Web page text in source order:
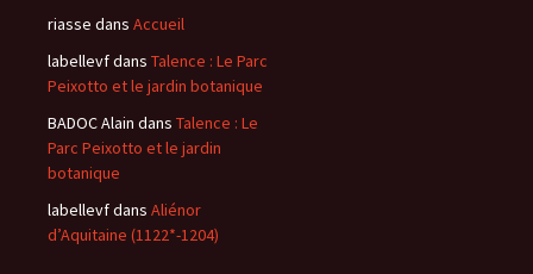
riasse dans Accueil
labellevfdans Talence : Le Parc
Peixotto et le jardin botanique
BADOC Alain dans Talence : Le
Parc Peixotto et le jardin
botanique
labellevfdans Aliénor
d’Aquitaine (1122*-1204)